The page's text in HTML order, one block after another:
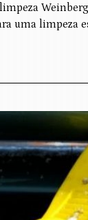
uma limpeza